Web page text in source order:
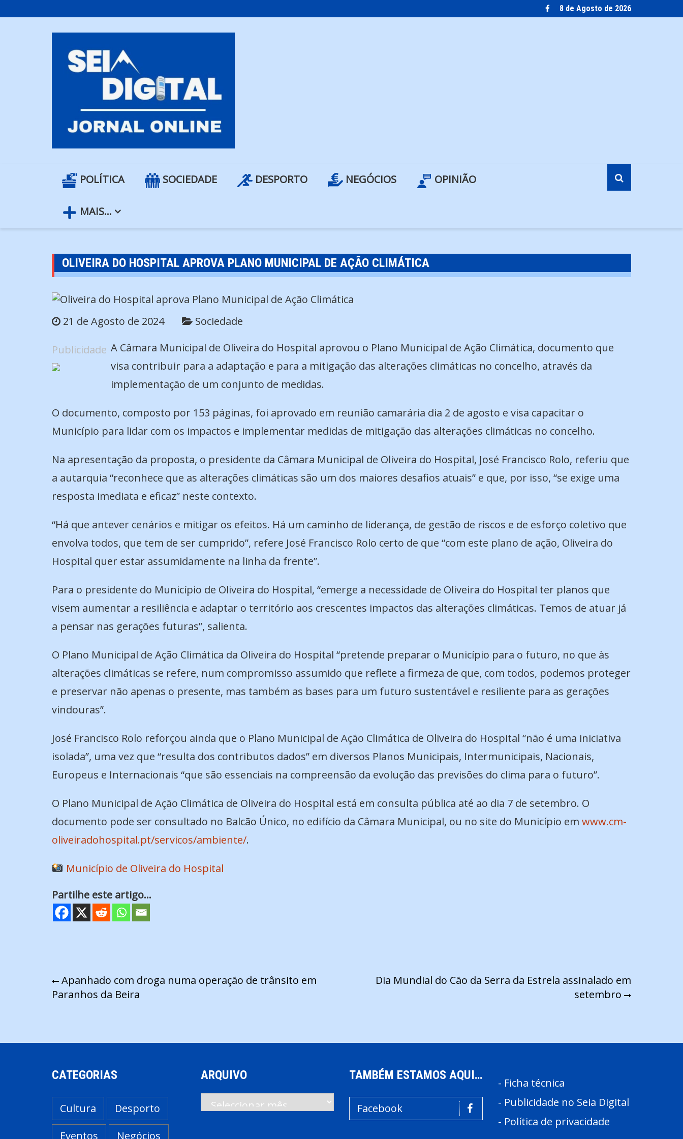
to
8 de Agosto de 2026
POLÍTICA SOCIEDADE DESPORTO NEGÓCIOS OPINIÃO
MAIS…
OLIVEIRA DO HOSPITAL APROVA PLANO MUNICIPAL DE AÇÃO CLIMÁTICA
21 de Agosto de 2024 Sociedade
Publicidade A Câmara Municipal de Oliveira do Hospital aprovou o Plano Municipal de Ação Climática, documento que
visa contribuir para a adaptação e para a mitigação das alterações climáticas no concelho, através da
implementação de um conjunto de medidas.
O documento, composto por 153 páginas, foi aprovado em reunião camarária dia 2 de agosto e visa capacitar o
Município para lidar com os impactos e implementar medidas de mitigação das alterações climáticas no concelho.
Na apresentação da proposta, o presidente da Câmara Municipal de Oliveira do Hospital, José Francisco Rolo, referiu que
a autarquia “reconhece que as alterações climáticas são um dos maiores desafios atuais” e que, por isso, “se exige uma
resposta imediata e eficaz” neste contexto.
“Há que antever cenários e mitigar os efeitos. Há um caminho de liderança, de gestão de riscos e de esforço coletivo que
envolva todos, que tem de ser cumprido”, refere José Francisco Rolo certo de que “com este plano de ação, Oliveira do
Hospital quer estar assumidamente na linha da frente”.
Para o presidente do Município de Oliveira do Hospital, “emerge a necessidade de Oliveira do Hospital ter planos que
visem aumentar a resiliência e adaptar o território aos crescentes impactos das alterações climáticas. Temos de atuar já
a pensar nas gerações futuras”, salienta.
O Plano Municipal de Ação Climática da Oliveira do Hospital “pretende preparar o Município para o futuro, no que às
alterações climáticas se refere, num compromisso assumido que reflete a firmeza de que, com todos, podemos proteger
e preservar não apenas o presente, mas também as bases para um futuro sustentável e resiliente para as gerações
vindouras”.
José Francisco Rolo reforçou ainda que o Plano Municipal de Ação Climática de Oliveira do Hospital “não é uma iniciativa
isolada”, uma vez que “resulta dos contributos dados” em diversos Planos Municipais, Intermunicipais, Nacionais,
Europeus e Internacionais “que são essenciais na compreensão da evolução das previsões do clima para o futuro”.
O Plano Municipal de Ação Climática de Oliveira do Hospital está em consulta pública até ao dia 7 de setembro. O
documento pode ser consultado no Balcão Único, no edifício da Câmara Municipal, ou no site do Município em www.cm-
oliveiradohospital.pt/servicos/ambiente/.
Município de Oliveira do Hospital
Partilhe este artigo...
Navegação
de
Apanhado com droga numa operação de trânsito em
Paranhos da Beira
Dia Mundial do Cão da Serra da Estrela assinalado em
setembro
CATEGORIAS
Cultura
Desporto
Eventos
Negócios
ARQUIVO
Arquivo
TAMBÉM ESTAMOS AQUI…
Facebook
- Ficha técnica
- Publicidade no Seia Digital
- Política de privacidade